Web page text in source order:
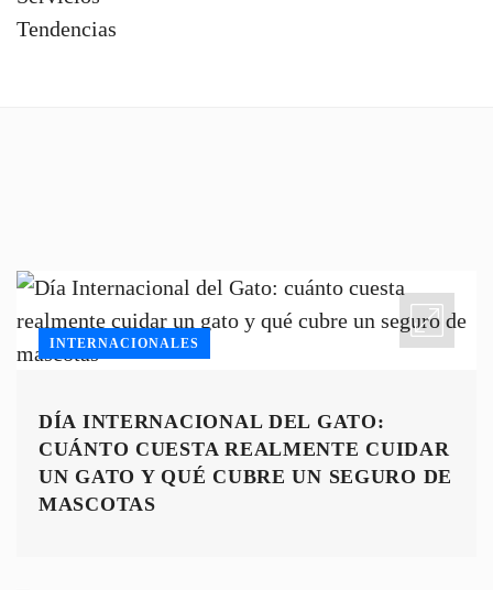
Tendencias
INTERNACIONALES
DÍA INTERNACIONAL DEL GATO:
CUÁNTO CUESTA REALMENTE CUIDAR
UN GATO Y QUÉ CUBRE UN SEGURO DE
MASCOTAS